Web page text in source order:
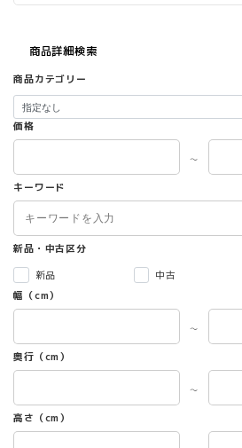
商品詳細検索
商品カテゴリー
価格
～
キーワード
新品・中古区分
新品
中古
幅（cm）
～
奥行（cm）
～
高さ（cm）